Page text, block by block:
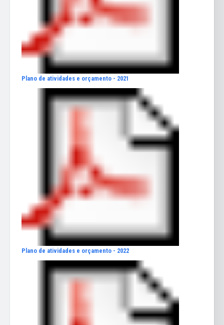
Plano de atividades e orçamento - 2021
Plano de atividades e orçamento - 2022